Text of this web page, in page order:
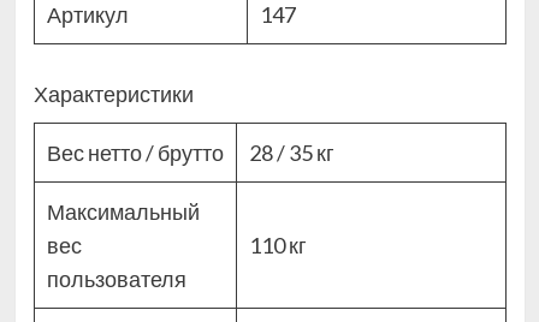
Артикул 147
Характеристики
Вес нетто / брутто 28 / 35 кг
Максимальный
вес
пользователя
110 кг